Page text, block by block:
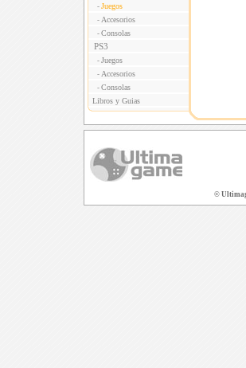
- Juegos
- Accesorios
- Consolas
PS3
- Juegos
- Accesorios
- Consolas
Libros y Guias
©